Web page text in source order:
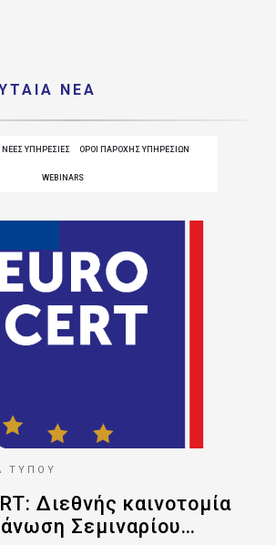
ΝΕΑ
ΝΕΕΣ ΥΠΗΡΕΣΙΕΣ ΟΡΟΙ ΠΑΡΟΧΗΣ ΥΠΗΡΕΣΙΩΝ
WEBINARS
ΤΥΠΟΥ
Διεθνής καινοτομία
Σεμιναρίου